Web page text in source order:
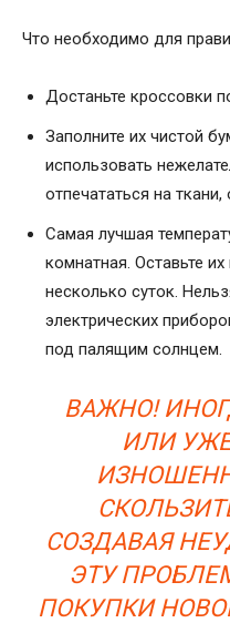
Что необходимо для
Достаньте кроссовки
Заполните их чистой
использовать
отпечататься на ткани,
Самая лучшая
комнатная. Оставьте
несколько суток.
электрических
под палящим солнцем.
ВАЖНО!
ИЛИ
СОЗДАВАЯ
ЭТУ
ПОКУПКИ